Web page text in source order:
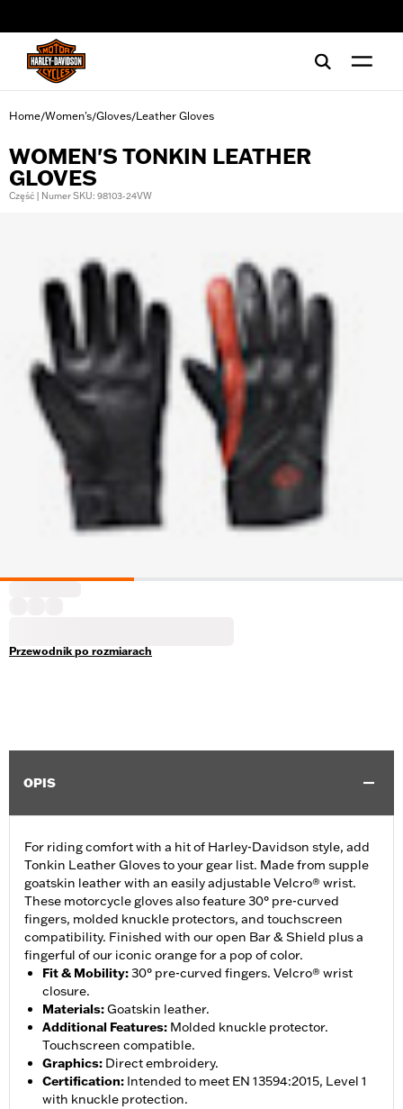
Home/Women's/Gloves/Leather Gloves
WOMEN'S TONKIN LEATHER
GLOVES
Część | Numer SKU: 98103-24VW
Przewodnik po rozmiarach
OPIS
For riding comfort with a hit of Harley-Davidson style, add
Tonkin Leather Gloves to your gear list. Made from supple
goatskin leather with an easily adjustable Velcro® wrist.
These motorcycle gloves also feature 30° pre-curved
fingers, molded knuckle protectors, and touchscreen
compatibility. Finished with our open Bar & Shield plus a
fingerful of our iconic orange for a pop of color.
Fit & Mobility:30° pre-curved fingers. Velcro® wrist
closure.
Materials:Goatskin leather.
Additional Features: Molded knuckle protector.
Touchscreen compatible.
Graphics: Direct embroidery.
Certification: Intended to meet EN 13594:2015, Level 1
with knuckle protection.